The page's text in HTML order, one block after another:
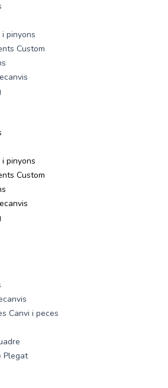
pinyons
Custom
pinyons
Custom
Canvi i peces
Plegat